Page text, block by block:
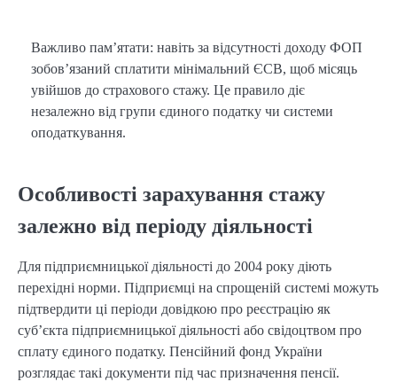
Важливо пам’ятати: навіть за відсутності доходу ФОП
зобов’язаний сплатити мінімальний ЄСВ, щоб місяць
увійшов до страхового стажу. Це правило діє
незалежно від групи єдиного податку чи системи
оподаткування.
Особливості зарахування стажу
залежно від періоду діяльності
Для підприємницької діяльності до 2004 року діють
перехідні норми. Підприємці на спрощеній системі можуть
підтвердити ці періоди довідкою про реєстрацію як
суб’єкта підприємницької діяльності або свідоцтвом про
сплату єдиного податку. Пенсійний фонд України
розглядає такі документи під час призначення пенсії.